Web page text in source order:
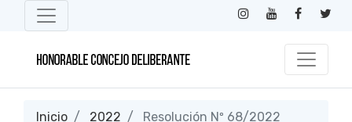
Inicio 2022 Resolución Nº 68/2022